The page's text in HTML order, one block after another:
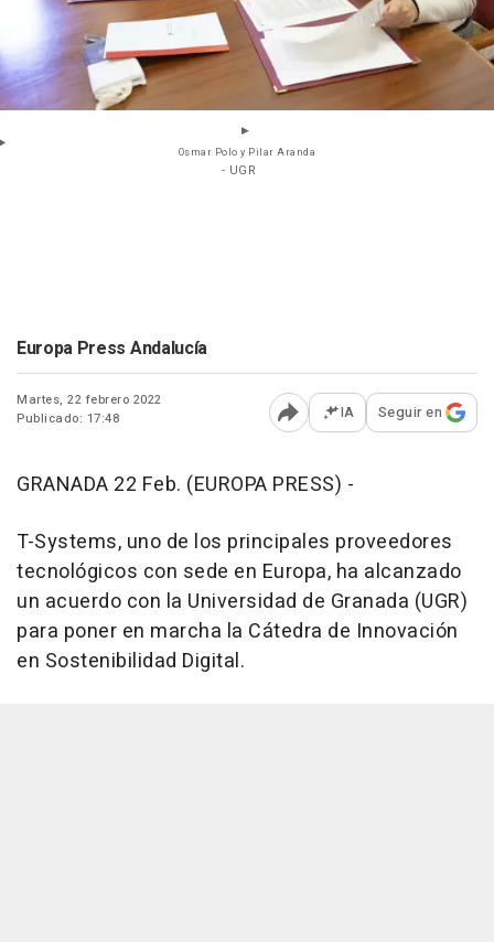
Osmar Polo y Pilar Aranda
- UGR
Europa Press Andalucía
Martes, 22 febrero 2022
Publicado: 17:48
Abrir opciones para
IA Seguir en
GRANADA 22 Feb. (EUROPA PRESS) -
T-Systems, uno de los principales proveedores
tecnológicos con sede en Europa, ha alcanzado
un acuerdo con la Universidad de Granada (UGR)
para poner en marcha la Cátedra de Innovación
en Sostenibilidad Digital.